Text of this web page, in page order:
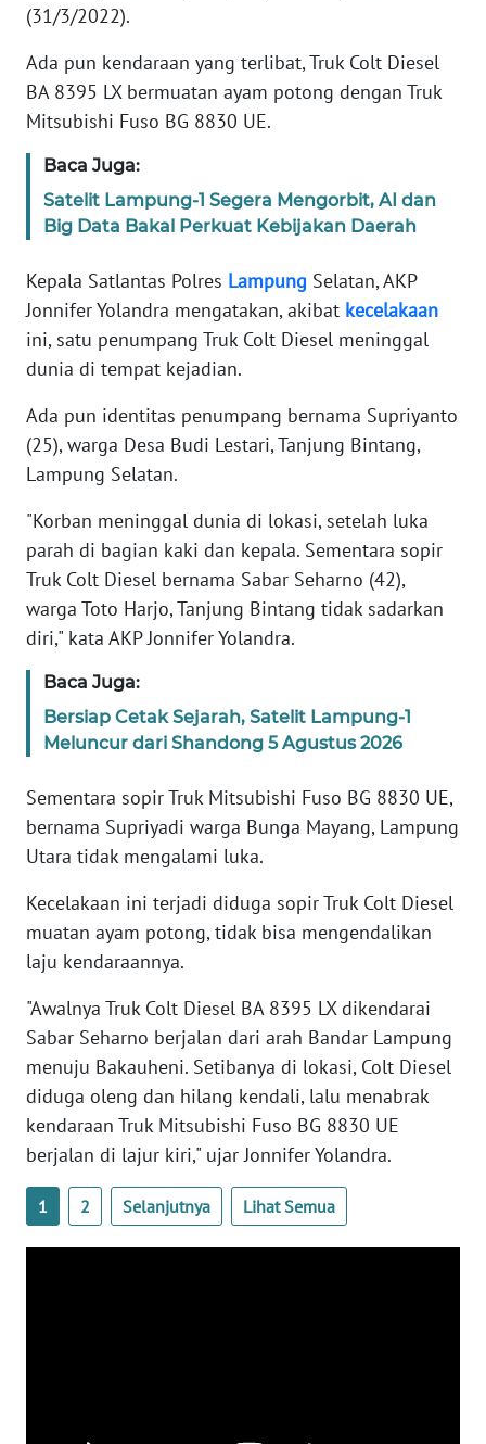
(31/3/2022).
Ada pun kendaraan yang terlibat, Truk Colt Diesel
BA 8395 LX bermuatan ayam potong dengan Truk
Mitsubishi Fuso BG 8830 UE.
Baca Juga:
Satelit Lampung-1 Segera Mengorbit, AI dan
Big Data Bakal Perkuat Kebijakan Daerah
Kepala Satlantas Polres Lampung Selatan, AKP
Jonnifer Yolandra mengatakan, akibat kecelakaan
ini, satu penumpang Truk Colt Diesel meninggal
dunia di tempat kejadian.
Ada pun identitas penumpang bernama Supriyanto
(25), warga Desa Budi Lestari, Tanjung Bintang,
Lampung Selatan.
"Korban meninggal dunia di lokasi, setelah luka
parah di bagian kaki dan kepala. Sementara sopir
Truk Colt Diesel bernama Sabar Seharno (42),
warga Toto Harjo, Tanjung Bintang tidak sadarkan
diri," kata AKP Jonnifer Yolandra.
Baca Juga:
Bersiap Cetak Sejarah, Satelit Lampung-1
Meluncur dari Shandong 5 Agustus 2026
Sementara sopir Truk Mitsubishi Fuso BG 8830 UE,
bernama Supriyadi warga Bunga Mayang, Lampung
Utara tidak mengalami luka.
Kecelakaan ini terjadi diduga sopir Truk Colt Diesel
muatan ayam potong, tidak bisa mengendalikan
laju kendaraannya.
"Awalnya Truk Colt Diesel BA 8395 LX dikendarai
Sabar Seharno berjalan dari arah Bandar Lampung
menuju Bakauheni. Setibanya di lokasi, Colt Diesel
diduga oleng dan hilang kendali, lalu menabrak
kendaraan Truk Mitsubishi Fuso BG 8830 UE
berjalan di lajur kiri," ujar Jonnifer Yolandra.
1 2 Selanjutnya Lihat Semua
REDAKSI
KARIR
DISCLAIMER
Wahana
Regional
SUMUT
WN
JAKARTA
WN
JABAR
WN
BANTEN
WN
NTT
WN
KEPRI
WN
PAPUA
PAPUA
BARAT
RIAU
WN
SERAMBI
WN